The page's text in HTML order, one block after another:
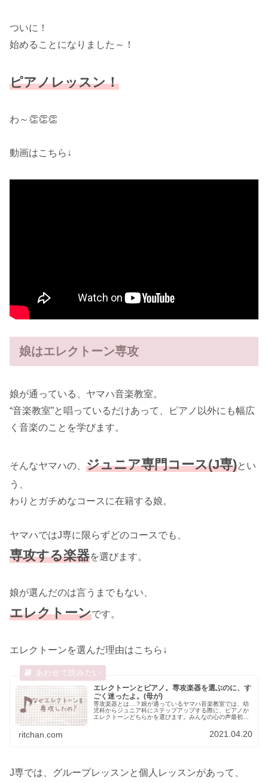
ついに！
始めることになりました～！
ピアノレッスン！
わ～👏👏👏
動画はこちら↓
娘はエレクトーン専攻
娘が通っている、ヤマハ音楽教室。
“音楽教室”と唱っているだけあって、ピアノ以外にも幅広
く音楽のことを学びます。
そんなヤマハの、 ジュニア専門コース(J専)とい
う、
わりとガチめなコースに在籍する娘。
ヤマハではJ専に限らずどのコースでも、
専攻する楽器を選びます。
娘が選んだのは言うまでもない、
エレクトーンです。
エレクトーンを選んだ理由はこちら↓
エレクトーンとピアノ。専攻楽器を選ぶのに、す
ごく迷ったよ。(母が)
専攻楽器とは…？娘が通っているヤマハ音楽教室では、幼
児科からジュニア科にステップアップする際に、ピアノか
エレクトーンどちらかを選びます。みんなの心の声最初か
ritchan.com 2021.04.20
J専では、グループレッスンと個人レッスンがあって、